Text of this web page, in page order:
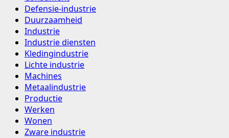
Defensie-industrie
Duurzaamheid
Industrie
Industrie diensten
Kledingindustrie
Lichte industrie
Machines
Metaalindustrie
Productie
Werken
Wonen
Zware industrie